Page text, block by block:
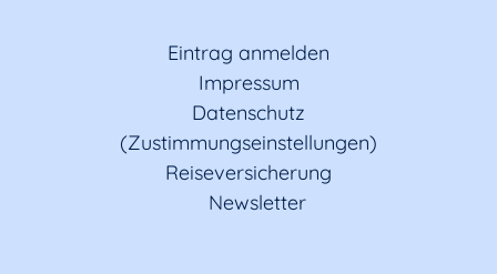
Eintrag anmelden
Impressum
Datenschutz
(Zustimmungseinstellungen)
Reiseversicherung
Newsletter